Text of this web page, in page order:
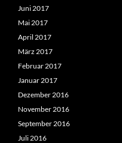
Juni 2017
Mai 2017
April 2017
März 2017
Februar 2017
Januar 2017
Dezember 2016
November 2016
September 2016
Juli 2016